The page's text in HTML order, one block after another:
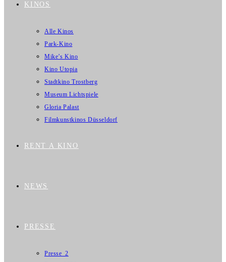
KINOS
Alle Kinos
Park-Kino
Mike’s Kino
Kino Utopia
Stadtkino Trostberg
Museum Lichtspiele
Gloria Palast
Filmkunstkinos Düsseldorf
RENT A KINO
NEWS
PRESSE
Presse_2